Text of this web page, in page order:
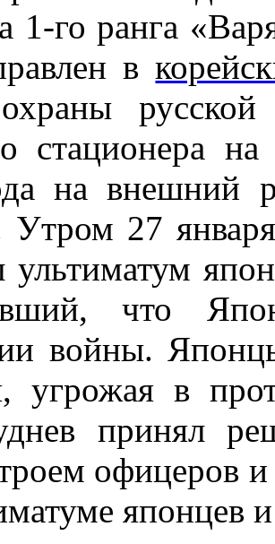
1-го ранга
в
стационера
на внешний
Утром 27
ультиматум
что
войны.
угрожая в
принял
офицеров
японцев